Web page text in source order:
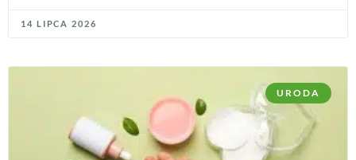
14 LIPCA 2026
URODA